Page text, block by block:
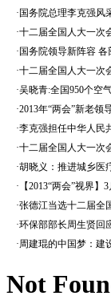
· 国务院总理李克强风
·十二届全国人大一次
· 国务院领导新阵容
·十二届全国人大一次
·吴晓青:全国950个空
·2013年“两会”新老领
·李克强担任中华人民
·十二届全国人大一次
·胡晓义：推进城乡医
· 【2013“两会”视界】
·张德江当选十二届全
·环保部部长周生贤回
·周建琨的中国梦：建